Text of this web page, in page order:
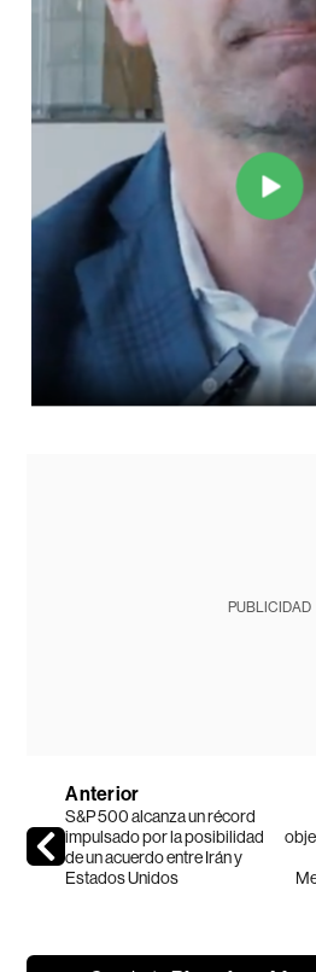
PUBLICIDAD
Anterior
S&P 500 alcanza un récord
impulsado por la posibilidad
de un acuerdo entre Irán y
Estados Unidos